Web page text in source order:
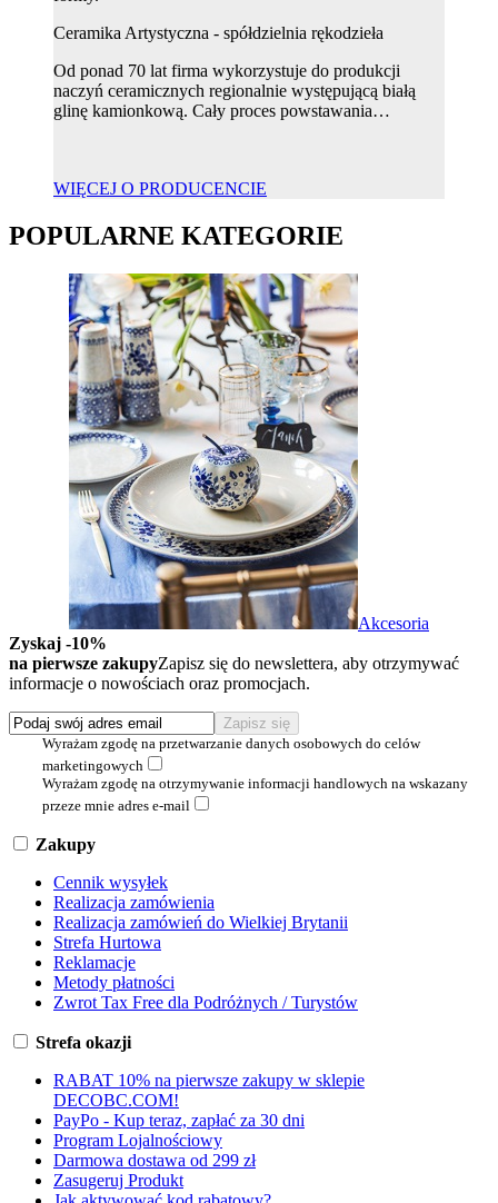
Ceramika Artystyczna - spółdzielnia rękodzieła
Od ponad 70 lat firma wykorzystuje do produkcji
naczyń ceramicznych regionalnie występującą białą
glinę kamionkową. Cały proces powstawania…
WIĘCEJ O PRODUCENCIE
POPULARNE KATEGORIE
Akcesoria
Zyskaj -10%
na pierwsze zakupyZapisz się do newslettera, aby otrzymywać
informacje o nowościach oraz promocjach.
Wyrażam zgodę na przetwarzanie danych osobowych do celów
marketingowych
Wyrażam zgodę na otrzymywanie informacji handlowych na wskazany
przeze mnie adres e-mail
Zakupy
Cennik wysyłek
Realizacja zamówienia
Realizacja zamówień do Wielkiej Brytanii
Strefa Hurtowa
Reklamacje
Metody płatności
Zwrot Tax Free dla Podróżnych / Turystów
Strefa okazji
RABAT 10% na pierwsze zakupy w sklepie
DECOBC.COM!
PayPo - Kup teraz, zapłać za 30 dni
Program Lojalnościowy
Darmowa dostawa od 299 zł
Zasugeruj Produkt